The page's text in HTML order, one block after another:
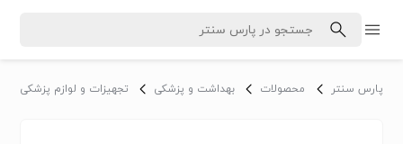
پارس سنتر محصولات بهداشت و پزشکی تجهیزات و لوازم پزشکی